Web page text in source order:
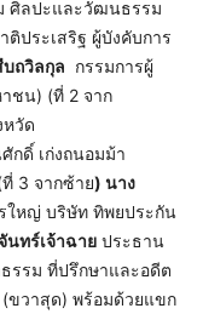
ศิลปะและวัฒนธรรม
ประเสริฐ ผู้บังคับการ
ถวิลกุล กรรมการผู้
ชน) (ที่ 2 จาก
หวัด
กดิ์ เก่งถนอมม้า
3 จากซ้าย) นาง
ใหญ่ บริษัท ทิพยประกัน
นทร์เจ้าฉาย ประธาน
รรม ที่ปรึกษาและอดีต
(ขวาสุด) พร้อมด้วยแขก